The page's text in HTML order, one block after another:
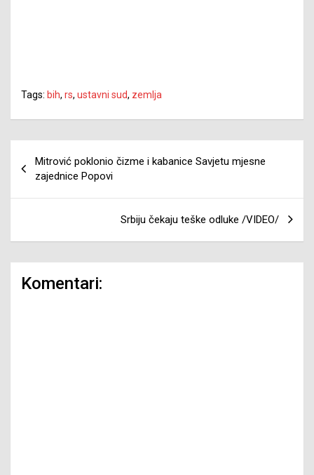
Tags: bih, rs, ustavni sud, zemlja
članaka
Mitrović poklonio čizme i kabanice Savjetu mjesne
zajednice Popovi
Srbiju čekaju teške odluke /VIDEO/
Komentari: